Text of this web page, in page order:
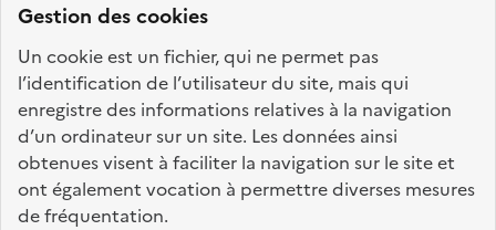
Gestion des cookies
Un cookie est un fichier, qui ne permet pas
l’identification de l’utilisateur du site, mais qui
enregistre des informations relatives à la navigation
d’un ordinateur sur un site. Les données ainsi
obtenues visent à faciliter la navigation sur le site et
ont également vocation à permettre diverses mesures
de fréquentation.
INFIRMIER EN SOINS GENERAUX
(H/F) - SAINT-HILAIRE-DE-RIEZ -
E.H.P.A.D. LA BONNE ETOILE
Localisation :
Vendée (85)
Fonction publique :
Fonction publique Territoriale
Employeur :
Centres communaux d'Action Sociale
En ligne depuis le 27 juillet 2026